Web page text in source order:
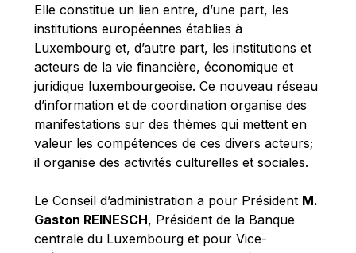
Michael Sohlman
Michel Goedert
Mireille Delmas-Marty
Nobuo Tanaka
Otmar Issing
Paolo Mengozzi
Paschal Donohoe
Pat Cox
Patrizia Nanz
Philippe Maystadt
Elle constitue un lien entre, d’une part, les
institutions européennes établies à
Luxembourg et, d’autre part, les institutions et
acteurs de la vie financière, économique et
juridique luxembourgeoise. Ce nouveau réseau
d’information et de coordination organise des
manifestations sur des thèmes qui mettent en
valeur les compétences de ces divers acteurs;
il organise des activités culturelles et sociales.
Le Conseil d’administration a pour Président M.
Gaston REINESCH, Président de la Banque
centrale du Luxembourg et pour Vice-